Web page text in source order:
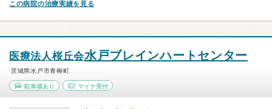
この病院の治療実績を見る
医療法人桜丘会水戸ブレインハートセンター
茨城県水戸市青柳町
駐車場あり マイナ受付